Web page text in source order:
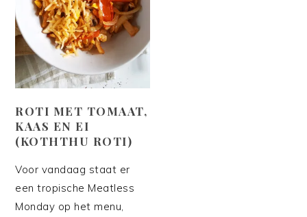
ROTI MET TOMAAT,
KAAS EN EI
(KOTHTHU ROTI)
Voor vandaag staat er
een tropische Meatless
Monday op het menu,